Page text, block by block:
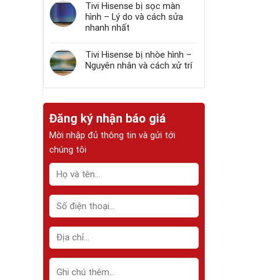
Tivi Hisense bị sọc màn
hình – Lý do và cách sửa
nhanh nhất
Tivi Hisense bị nhòe hình –
Nguyên nhân và cách xử trí
Đăng ký nhận báo giá
Mời nhập đủ thông tin và gửi tới
chúng tôi